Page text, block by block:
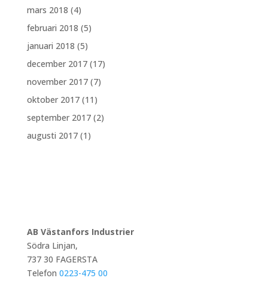
mars 2018 (4)
februari 2018 (5)
januari 2018 (5)
december 2017(17)
november 2017(7)
oktober 2017(11)
september 2017(2)
augusti 2017(1)
AB Västanfors Industrier
Södra Linjan,
737 30 FAGERSTA
Telefon 0223-475 00